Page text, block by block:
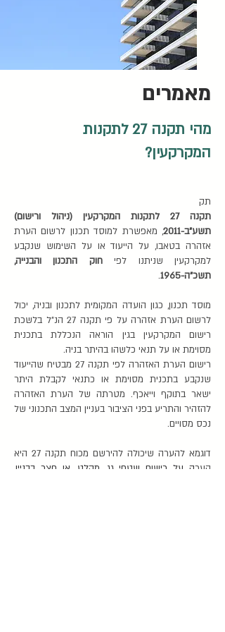
מאמרים
מהי תקנה 27 לתקנות
המקרקעין?
תק
תקנה 27 לתקנות המקרקעין (ניהול ורישום)
תשע"ב-2011
, מאפשרת למוסד תכנון לרשום הערת
אזהרה בטאבו, על הייעוד או על השימוש שנקבע
למקרקעין שניתנו לפיחוק התכנון והבנייה,
תשכ"ה-1965
.
מוסד תכנון, כגון הועדה המקומית לתכנון ובניה, יכול
לרשום הערת אזהרה על פי תקנה 27 הנ"ל בלשכת
רישום המקרקעין בגין הוראה הנכללת בתכנית
מסוימת או על תנאי כלשהו בהיתר בניה.
רישום הערת האזהרה לפי תקנה 27 מבטיח שהייעוד
שנקבע בתכנית מסוימת או כתנאי לקבלת היתר
ישאר בתוקף וייאכף. מטרתה של הערת האזהרה
להזהיר והתריע בפני הציבור בעניין המצב התכנוני של
נכס מסויים.
דוגמא להערה שיכולה להירשם מכוח תקנה 27 היא
הערה על רישום שטחי גג, מקלט, או חצר בבניין,